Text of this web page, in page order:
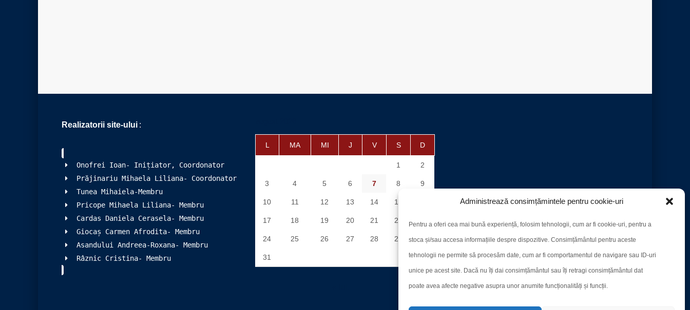
Administrează consimțămintele pentru cookie-uri
Pentru a oferi cea mai bună experiență, folosim tehnologii, cum ar fi cookie-uri, pentru a
stoca și/sau accesa informațiile despre dispozitive. Consimțământul pentru aceste
tehnologii ne permite să procesăm date, cum ar fi comportamentul de navigare sau ID-uri
unice pe acest site. Dacă nu îți dai consimțământul sau îți retragi consimțământul dat
poate avea afecte negative asupra unor anumite funcționalități și funcții.
Realizatorii site-ului :
Onofrei Ioan- Inițiator, Coordonator
Prăjinariu Mihaela Liliana- Coordonator
Tunea Mihaiela-Membru
Pricope Mihaela Liliana- Membru
Cardas Daniela Cerasela- Membru
Giocaș Carmen Afrodita- Membru
Asandului Andreea-Roxana- Membru
Râznic Cristina- Membru
L MA MI J V S D
1 2
3 4 5 6 7 8 9
10 11 12 13 14 15
17 18 19 20 21 22 23
24 25 26 27 28 29 30
31